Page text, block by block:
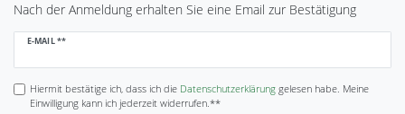
Nach der Anmeldung erhalten Sie eine Email zur Bestätigung
E-MAIL **
Newsletter
Hiermit bestätige ich, dass ich die Daten­schutz­erklärunggelesen habe. Meine
Einwilligung kann ich jederzeit widerrufen.**